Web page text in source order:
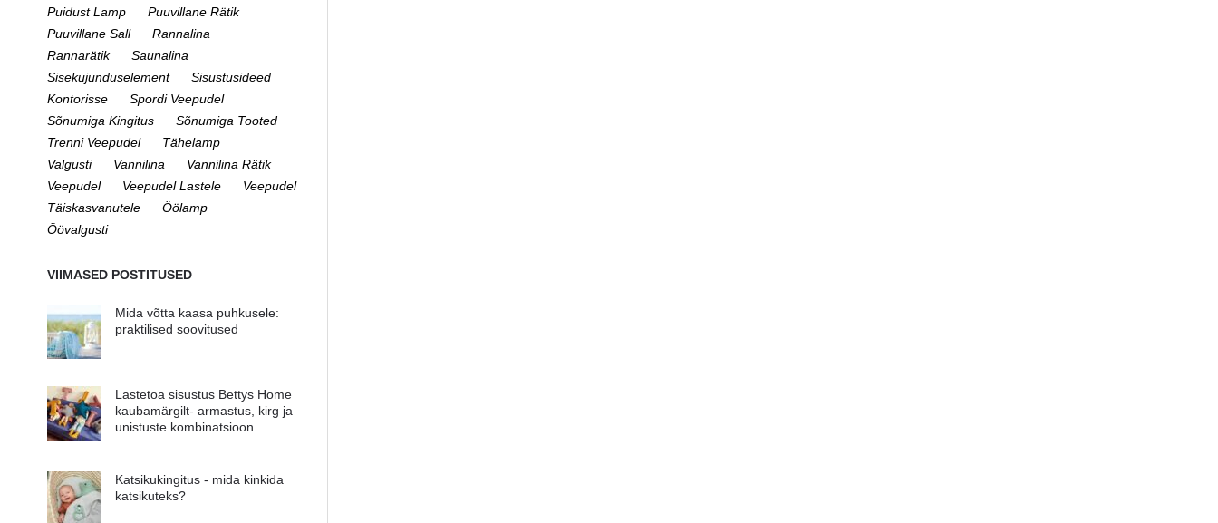
Puidust Lamp
Puuvillane Rätik
Puuvillane Sall
Rannalina
Rannarätik
Saunalina
Sisekujunduselement
Sisustusideed
Kontorisse
Spordi Veepudel
Sõnumiga Kingitus
Sõnumiga Tooted
Trenni Veepudel
Tähelamp
Valgusti
Vannilina
Vannilina Rätik
Veepudel
Veepudel Lastele
Veepudel
Täiskasvanutele
Öölamp
Öövalgusti
VIIMASED POSTITUSED
Mida võtta kaasa puhkusele:
praktilised soovitused
Lastetoa sisustus Bettys Home
kaubamärgilt- armastus, kirg ja
unistuste kombinatsioon
Katsikukingitus - mida kinkida
katsikuteks?